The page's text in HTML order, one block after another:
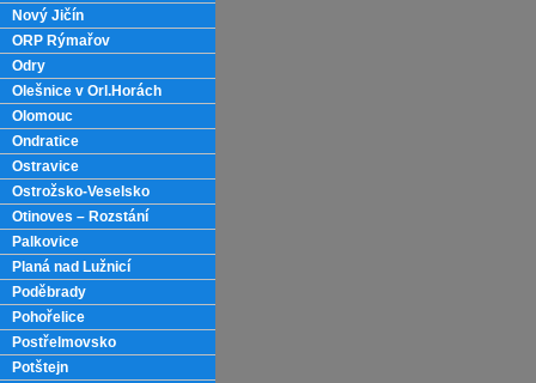
Nový Jičín
ORP Rýmařov
Odry
Olešnice v Orl.Horách
Olomouc
Ondratice
Ostravice
Ostrožsko-Veselsko
Otinoves – Rozstání
Palkovice
Planá nad Lužnicí
Poděbrady
Pohořelice
Postřelmovsko
Potštejn